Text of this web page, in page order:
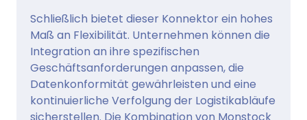
Schließlich bietet dieser Konnektor ein hohes
Maß an Flexibilität. Unternehmen können die
Integration an ihre spezifischen
Geschäftsanforderungen anpassen, die
Datenkonformität gewährleisten und eine
kontinuierliche Verfolgung der Logistikabläufe